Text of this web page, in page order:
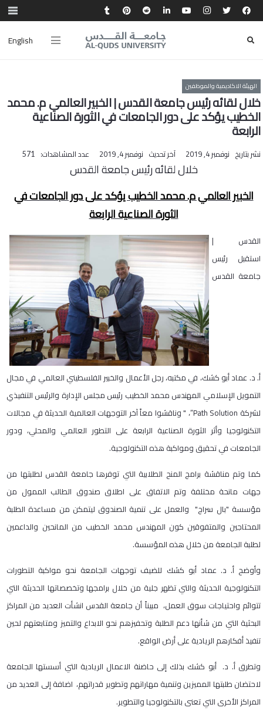
English
الهيئة الاكاديمية والموظفين
خلال لقائه رئيس جامعة القدس | الخبير العالمي م. محمد
الخطيب يؤكد على دور الجامعات في الثورة الصناعية
الرابعة
نشر بتاريخ نوفمبر 4, 2019 آخر تحديث نوفمبر 4, 2019 عدد المشاهدات: 571
خلال لقائه رئيس جامعة القدس
الخبير العالمي م. محمد الخطيب يؤكد على دور الجامعات في
الثورة الصناعية الرابعة
القدس |
استقبل رئيس
جامعة القدس
أ. د. عماد أبو كشك، في مكتبه، رجل الأعمال والخبير الفلسطيني العالمي في مجال
التمويل الإسلامي المهندس محمد الخطيب رئيس مجلس الإدارة والرئيس التنفيذي
لشركة Path Solution”، " وناقشوا معاً آخر التوجهات العالمية الحديثة في مجالات
التكنولوجيا وأثر الثورة الصناعية الرابعة على التطور العالمي والمحلي، ودور
الجامعات في تحقيق ومواكبة هذه التكنولوجية.
كما وتم مناقشة برامج المنح الطلابية التي توفرها جامعة القدس لطلبتها من
جهات مانحة مختلفة وتم الاتفاق على اطلاق صندوق الطالب الممول من
مؤسسة "بال سراج" والعمل على تنمية الصندوق ليتمكن من مساعدة الطلبة
المحتاجين والمتفوقين كون المهندس محمد الخطيب من المانحين والداعمين
لطلبة الجامعة من خلال هذه المؤسسة.
وأوضح أ. د. عماد أبو كشك للضيف توجهات الجامعة نحو مواكبة التطورات
التكنولوجية الحديثة والتي تظهر جلية من خلال برامجها وتخصصاتها الحديثة التي
تتوائم واحتياجات سوق العمل، مبيناً أن جامعة القدس انشأت العديد من المراكز
البحثية التي من شأنها دعم الطلبة وتحفيزهم نحو الابداع والتميز ومتابعتهم لحين
تنفيذ أفكارهم الريادية على أرض الواقع.
وتطرق أ. د. أبو كشك بذلك إلى حاضنة الاعمال الريادية التي أسستها الجامعة
لاحتضان طلبتها المميزين وتنمية مهاراتهم وتطوير قدراتهم، اضافة إلى العديد من
المراكز الأخرى التي تعنى بالتكنولوجيا والتطوير.